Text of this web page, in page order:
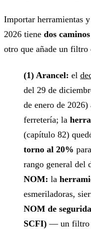
Importar herramientas
2026 tiene dos caminos
otro que añade un filtro
(1) Arancel: el
del 29 de
de enero de
ferretería; la
(capítulo 82)
torno al 20%
rango general del
NOM: la
esmeriladoras,
NOM de
SCFI) — un filtro